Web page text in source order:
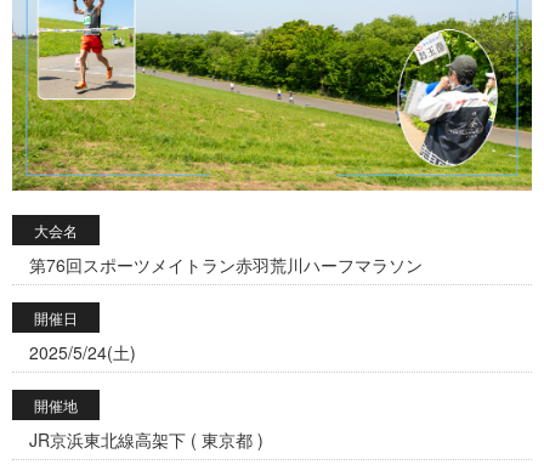
大会名
第76回スポーツメイトラン赤羽荒川ハーフマラソン
開催日
2025/5/24(土)
開催地
JR京浜東北線高架下 ( 東京都 )